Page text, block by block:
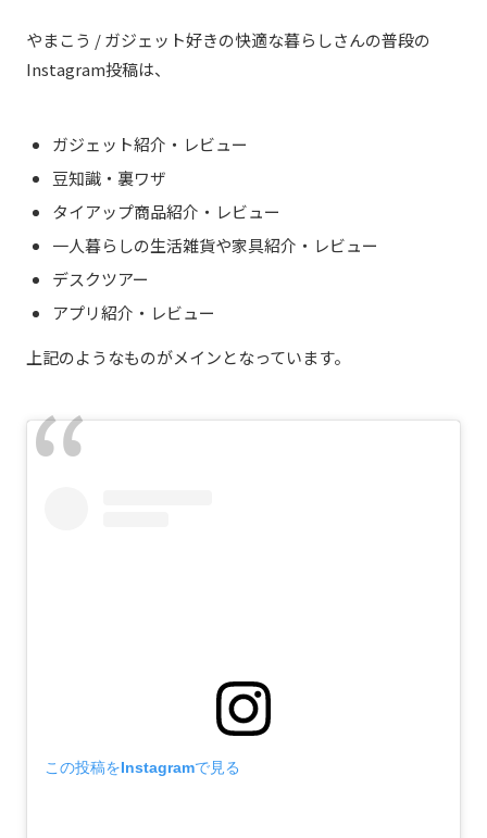
やまこう / ガジェット好きの快適な暮らしさんの普段の
Instagram投稿は、
ガジェット紹介・レビュー
豆知識・裏ワザ
タイアップ商品紹介・レビュー
一人暮らしの生活雑貨や家具紹介・レビュー
デスクツアー
アプリ紹介・レビュー
上記のようなものがメインとなっています。
この投稿をInstagramで見る